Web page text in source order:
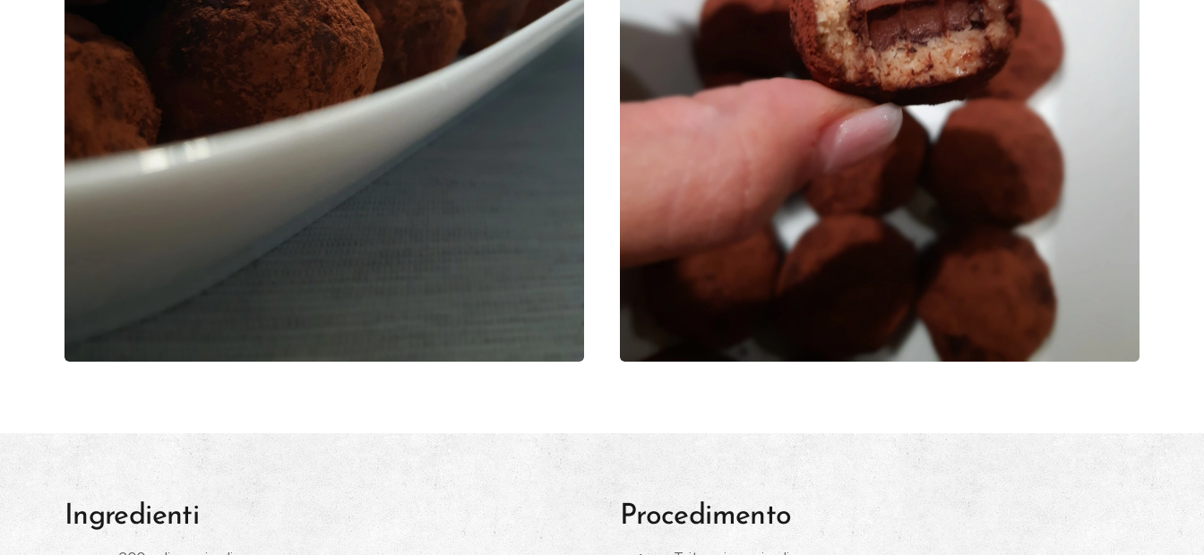
Ingredienti Procedimento